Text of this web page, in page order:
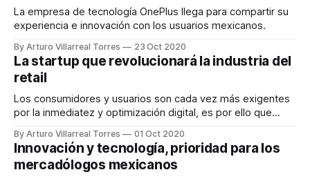
La empresa de tecnología OnePlus llega para compartir su
experiencia e innovación con los usuarios mexicanos.
By Arturo Villarreal Torres 23 Oct 2020
La startup que revolucionará la industria del
retail
Los consumidores y usuarios son cada vez más exigentes
por la inmediatez y optimización digital, es por ello que
retail.
By Arturo Villarreal Torres 01 Oct 2020
Innovación y tecnología, prioridad para los
mercadólogos mexicanos